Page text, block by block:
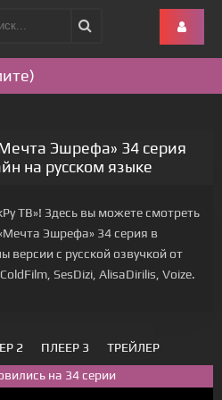
Эшрефа» 34 серия
на русском языке
ТВ»! Здесь вы можете смотреть
Эшрефа» 34 серия в
версии с русской озвучкой от
SesDizi, AlisaDirilis, Voize.
2 ПЛЕЕР 3
ТРЕЙЛЕР
на 34 серии